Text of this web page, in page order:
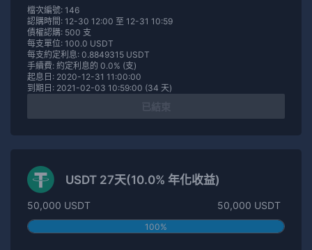
檔次編號: 146
認購時間: 12-30 12:00 至 12-31 10:59
債權認購: 500 支
每支單位: 100.0 USDT
每支約定利息: 0.8849315 USDT
手續費: 約定利息的 0.0% (支)
起息日: 2020-12-31 11:00:00
到期日: 2021-02-03 10:59:00 (34 天)
USDT 27天(10.0% 年化收益)
50,000 USDT 50,000 USDT
100%